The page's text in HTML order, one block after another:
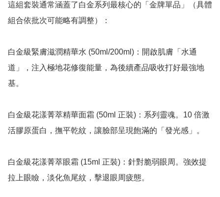
這組套裝通常涵蓋了白金系列最核心的「金牌單品」（具體
組合依批次可能略有調整）：
白金級緊膚滋潤精華水 (50ml/200ml)：開啟肌膚「水通
道」，注入極地花修復能量，為後續產品吸收打好最強地
基。
白金級花漾菁萃精華面霜 (50ml 正裝)：系列靈魂。10 倍激
活膠原蛋白，撫平乾紋，讓臉部呈現飽滿的「發光感」。
白金級花漾菁萃眼霜 (15ml 正裝)：針對脆弱眼周。強效提
拉上眼瞼，淡化魚尾紋，擊退眼周疲態。